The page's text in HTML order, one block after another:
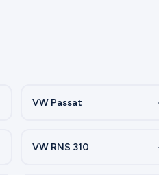
VW Passat
VW RNS 310